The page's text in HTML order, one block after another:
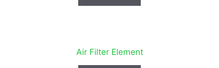
Air Filter Element